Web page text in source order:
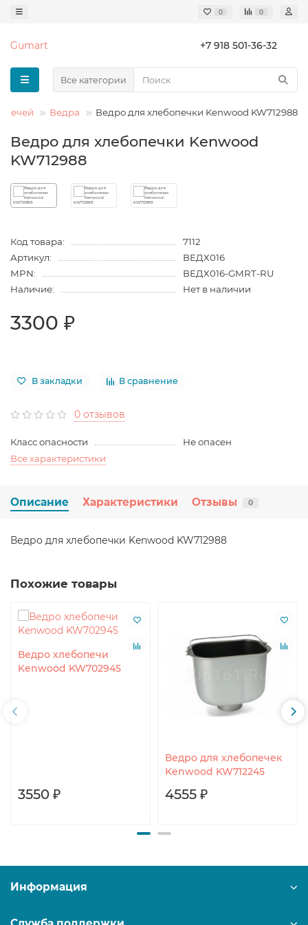
0 0
Gumart +7 918 501-36-32
Все категории
Ведра Ведро для хлебопечки Kenwood KW712988
Ведро для хлебопечки Kenwood
KW712988
Код товара:
7112
Артикул:
ВЕДХ016
MPN:
ВЕДХ016-GMRT-RU
Наличие:
Нет в наличии
3300 ₽
В закладки В сравнение
0 отзывов
Класс опасности
Не опасен
Все характеристики
Описание Характеристики Отзывы 0
Ведро для хлебопечки Kenwood KW712988
Похожие товары
Ведро хлебопечи
Kenwood KW702945
3550 ₽
Ведро для хлебопечек
Kenwood KW712245
4555 ₽
Информация